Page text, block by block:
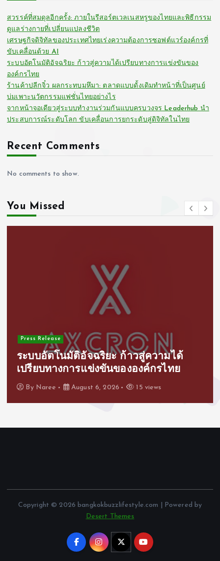
สวรรค์ที่สมดุลอีกครั้ง: ภายในรีสอร์ตเวลเนสหรูของไทยและพิธีกรรม
ดูแลร่างกายที่เปลี่ยนแปลงชีวิต
เศรษฐกิจดิจิทัลของประเทศไทยเร่งความต้องการซอฟต์แวร์องค์กรที่
ขับเคลื่อนด้วย AI
ระบบอัตโนมัติอัจฉริยะ ก้าวสู่ความได้เปรียบทางการแข่งขันของ
องค์กรไทย
ร้านค้าปลีกจิ๋ว ผลกระทบมหึมา: ตลาดแบบดั้งเดิมทำหน้าที่เป็นศูนย์
บ่มเพาะนวัตกรรมแฟชั่นไทยอย่างไร
จากหน้าจอเดียวสู่ระบบทำงานร่วมกันแบบครบวงจร Leaderhub นำ
ประสบการณ์ระดับโลก ขับเคลื่อนการยกระดับสู่ดิจิทัลในไทย
Recent Comments
No comments to show.
You Missed
Press Release
ระบบอัตโนมัติอัจฉริยะ ก้าวสู่ความได้
เปรียบทางการแข่งขันขององค์กรไทย
By Naree August 6, 2026 15 views
Copyright © 2026 bangkokbuzzlifestyle.com | Powered by
Desert Themes